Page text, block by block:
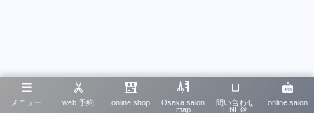
メニュー web 予約 online shop
Osaka salon
map
問い合わせ
LINE＠
online salon